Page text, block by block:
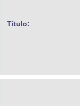
Título: